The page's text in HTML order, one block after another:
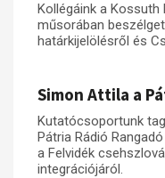
Kollégáink a
műsorában
határkijelölésről és
Simon Attila a
Kutatócsoportunk
Pátria Rádió
a Felvidék
integrációjáról.